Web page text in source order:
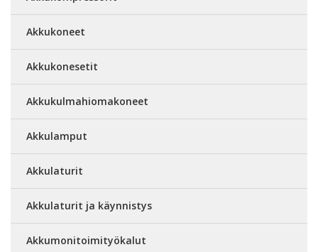
Akkukoneet
Akkukonesetit
Akkukulmahiomakoneet
Akkulamput
Akkulaturit
Akkulaturit ja käynnistys
Akkumonitoimityökalut